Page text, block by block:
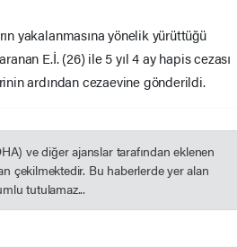
yakalanmasına yönelik yürüttüğü
E.İ. (26) ile 5 yıl 4 ay hapis cezası
ardından cezaevine gönderildi.
ve diğer ajanslar tarafından eklenen
çekilmektedir. Bu haberlerde yer alan
tutulamaz...